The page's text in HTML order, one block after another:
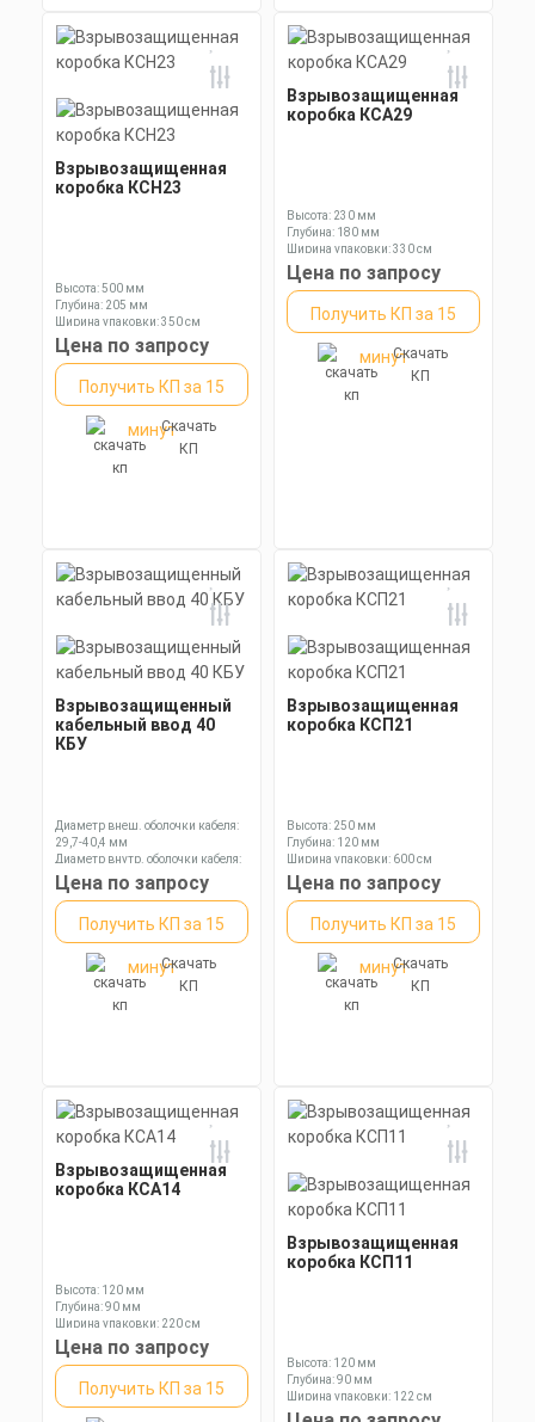
Взрывозащищенная
коробка КСН23
Высота: 500 мм
Глубина: 205 мм
Ширина упаковки: 350 см
Цена по запросу
Получить КП за 15
минутСкачать
КП
Взрывозащищенная
коробка КСА29
Высота: 230 мм
Глубина: 180 мм
Ширина упаковки: 330 см
Цена по запросу
Получить КП за 15
минутСкачать
КП
Взрывозащищенный
кабельный ввод 40
КБУ
Диаметр внеш. оболочки кабеля:
29,7-40,4 мм
Диаметр внутр. оболочки кабеля:
23,6-32,1 мм
Длина: 105,3 мм
Цена по запросу
Получить КП за 15
минутСкачать
КП
Взрывозащищенная
коробка КСП21
Высота: 250 мм
Глубина: 120 мм
Ширина упаковки: 600 см
Цена по запросу
Получить КП за 15
минутСкачать
КП
Взрывозащищенная
коробка КСА14
Высота: 120 мм
Глубина: 90 мм
Ширина упаковки: 220 см
Цена по запросу
Получить КП за 15
Взрывозащищенная
коробка КСП11
Высота: 120 мм
Глубина: 90 мм
Ширина упаковки: 122 см